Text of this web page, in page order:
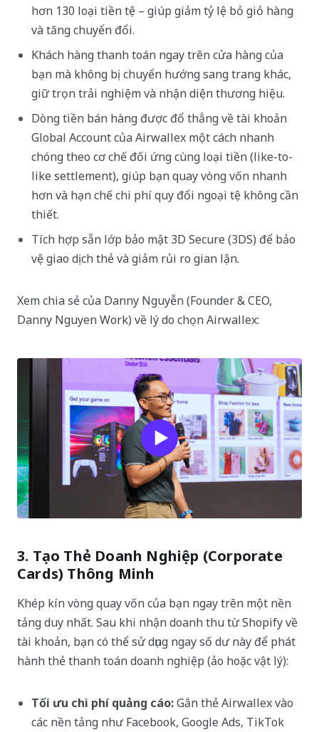
hơn 130 loại tiền tệ – giúp giảm tỷ lệ bỏ giỏ hàng
và tăng chuyển đổi.
Khách hàng thanh toán ngay trên cửa hàng của
bạn mà không bị chuyển hướng sang trang khác,
giữ trọn trải nghiệm và nhận diện thương hiệu.
Dòng tiền bán hàng được đổ thẳng về tài khoản
Global Account của Airwallex một cách nhanh
chóng theo cơ chế đối ứng cùng loại tiền (like-to-
like settlement), giúp bạn quay vòng vốn nhanh
hơn và hạn chế chi phí quy đổi ngoại tệ không cần
thiết.
Tích hợp sẵn lớp bảo mật 3D Secure (3DS) để bảo
vệ giao dịch thẻ và giảm rủi ro gian lận.
Xem chia sẻ của Danny Nguyễn (Founder & CEO,
Danny Nguyen Work) về lý do chọn Airwallex:
3. Tạo Thẻ Doanh Nghiệp (Corporate
Cards) Thông Minh
Khép kín vòng quay vốn của bạn ngay trên một nền
tảng duy nhất. Sau khi nhận doanh thu từ Shopify về
tài khoản, bạn có thể sử dụng ngay số dư này để phát
hành thẻ thanh toán doanh nghiệp (ảo hoặc vật lý):
Tối ưu chi phí quảng cáo:Gắn thẻ Airwallex vào
các nền tảng như Facebook, Google Ads, TikTok